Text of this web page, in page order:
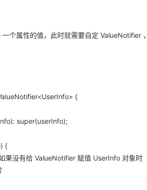
个属性的值，此时就需要自定 ValueNotifier
{
super(userInfo);
{
没有给 ValueNotifier 赋值 UserInfo 对象时